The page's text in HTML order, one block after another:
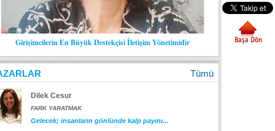
Girişimcilerin En Büyük Destekçisi İletişim Yönetimidir
Tümü
Dilek Cesur
FARK YARATMAK
Gelecek; insanların gönlünde kalp payını...